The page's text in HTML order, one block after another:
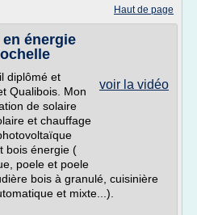
Haut de page
énergie
voir la vidéo
diplômé et
Qualibois. Mon
de solaire
et chauffage
bois énergie (
poele et poele
bois à granulé, cuisinière
et mixte...).